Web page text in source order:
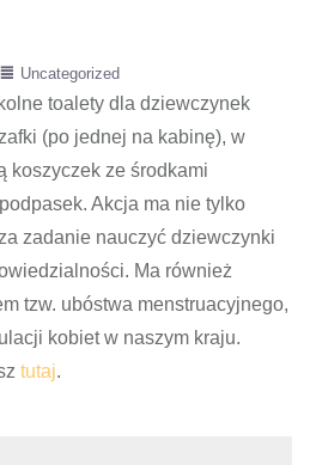
Uncategorized
toalety dla dziewczynek
(po jednej na kabinę), w
koszyczek ze środkami
Akcja ma nie tylko
zadanie nauczyć dziewczynki
Ma również
tzw. ubóstwa menstruacyjnego,
kobiet w naszym kraju.
tutaj.